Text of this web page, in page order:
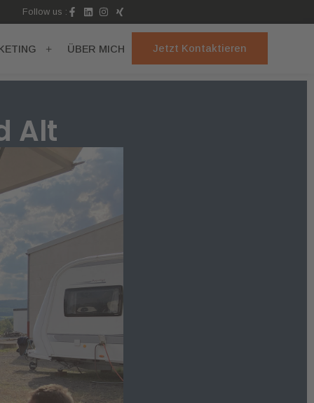
Follow us :
ÜBER MICH Jetzt Kontaktieren
Alt